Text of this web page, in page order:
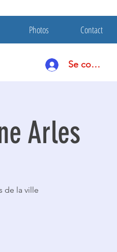
Photos Contact
Se connecter
Arles
de la ville